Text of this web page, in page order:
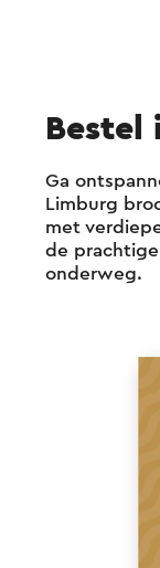
Krijt is het
onderverdeeld
ieder een
vertellen.
De totale
fanatieke
tijdperk
Een boekje
en verdieping
Bestel
Ga
Limburg
met
de
onderweg.